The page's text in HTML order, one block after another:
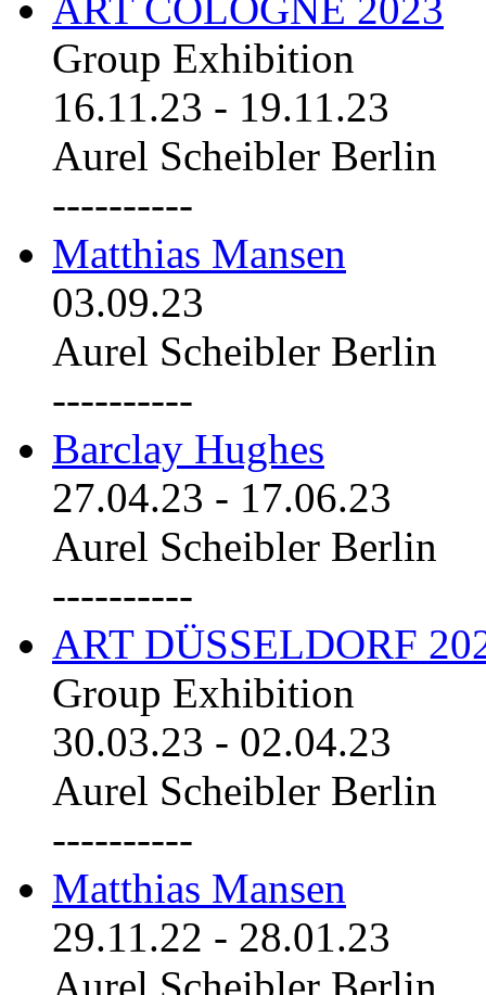
Group Exhibition
16.11.23 - 19.11.23
Aurel Scheibler Berlin
----------
Matthias Mansen
03.09.23
Aurel Scheibler Berlin
----------
Barclay Hughes
27.04.23 - 17.06.23
Aurel Scheibler Berlin
----------
ART DÜSSELDORF
Group Exhibition
30.03.23 - 02.04.23
Aurel Scheibler Berlin
----------
Matthias Mansen
29.11.22 - 28.01.23
Aurel Scheibler Berlin